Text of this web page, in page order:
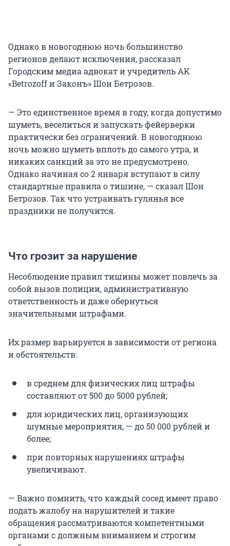
Однако в новогоднюю ночь большинство
регионов делают исключения, рассказал
Городским медиа адвокат и учредитель AK
«Betrozoff и Законъ» Шон Бетрозов.
— Это единственное время в году, когда допустимо
шуметь, веселиться и запускать фейерверки
практически без ограничений. В новогоднюю
ночь можно шуметь вплоть до самого утра, и
никаких санкций за это не предусмотрено.
Однако начиная со 2 января вступают в силу
стандартные правила о тишине, — сказал Шон
Бетрозов. Так что устраивать гулянья все
праздники не получится.
Что грозит за нарушение
Несоблюдение правил тишины может повлечь за
собой вызов полиции, административную
ответственность и даже обернуться
значительными штрафами.
Их размер варьируется в зависимости от региона
и обстоятельств:
в среднем для физических лиц штрафы
составляют от 500 до 5000 рублей;
для юридических лиц, организующих
шумные мероприятия, — до 50 000 рублей и
более;
при повторных нарушениях штрафы
увеличивают.
— Важно помнить, что каждый сосед имеет право
подать жалобу на нарушителей и такие
обращения рассматриваются компетентными
органами с должным вниманием и строгим